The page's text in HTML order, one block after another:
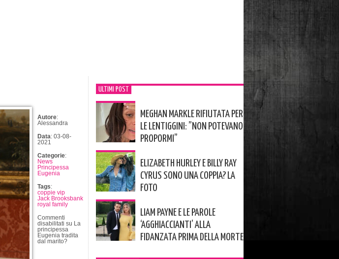
Autore:
Alessandra
Data: 03-08-
2021
Categorie:
News
Principessa
Eugenia
Tags:
coppie vip
Jack Brooksbank
royal family
Commenti
disabilitati su La
principessa
Eugenia tradita
dal marito?
ULTIMI POST
MEGHAN MARKLE RIFIUTATA PER
LE LENTIGGINI: ”NON POTEVANO
PROPORMI”
ELIZABETH HURLEY E BILLY RAY
CYRUS SONO UNA COPPIA? LA
FOTO
LIAM PAYNE E LE PAROLE
‘AGGHIACCIANTI’ ALLA
FIDANZATA PRIMA DELLA MORTE